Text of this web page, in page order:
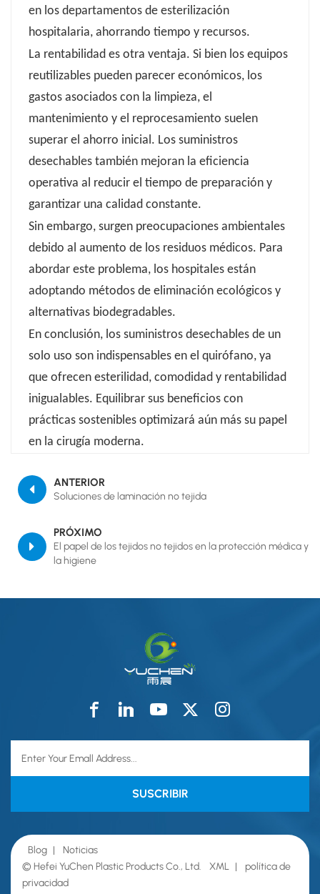
en los departamentos de esterilización
hospitalaria, ahorrando tiempo y recursos.
La rentabilidad es otra ventaja. Si bien los equipos
reutilizables pueden parecer económicos, los
gastos asociados con la limpieza, el
mantenimiento y el reprocesamiento suelen
superar el ahorro inicial. Los suministros
desechables también mejoran la eficiencia
operativa al reducir el tiempo de preparación y
garantizar una calidad constante.
Sin embargo, surgen preocupaciones ambientales
debido al aumento de los residuos médicos. Para
abordar este problema, los hospitales están
adoptando métodos de eliminación ecológicos y
alternativas biodegradables.
En conclusión, los suministros desechables de un
solo uso son indispensables en el quirófano, ya
que ofrecen esterilidad, comodidad y rentabilidad
inigualables. Equilibrar sus beneficios con
prácticas sostenibles optimizará aún más su papel
en la cirugía moderna.
ANTERIOR
Soluciones de laminación no tejida
PRÓXIMO
El papel de los tejidos no tejidos en la protección médica y
la higiene
Blog |
Noticias
© Hefei YuChen Plastic Products Co., Ltd.
XML |
política de
privacidad